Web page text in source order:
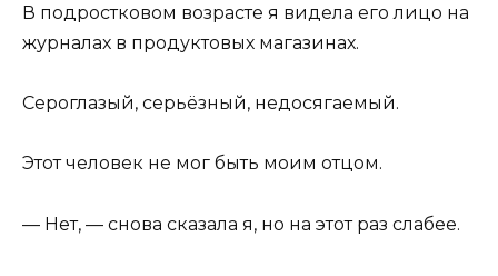
В подростковом возрасте я видела его лицо на
журналах в продуктовых магазинах.
Сероглазый, серьёзный, недосягаемый.
Этот человек не мог быть моим отцом.
— Нет, — снова сказала я, но на этот раз слабее.